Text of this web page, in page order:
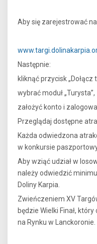
Aby się zarejestrować
Następnie:
kliknąć przycisk „Dołącz
wybrać moduł „Turysta”,
założyć konto i
Przeglądaj dostępne
Każda odwiedzona
w konkursie
Aby wziąć udział w
należy odwiedzić
Doliny Karpia.
Zwieńczeniem XV
będzie Wielki Finał,
na Rynku w Lanckoronie.